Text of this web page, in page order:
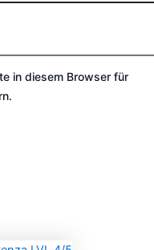
in diesem Browser für